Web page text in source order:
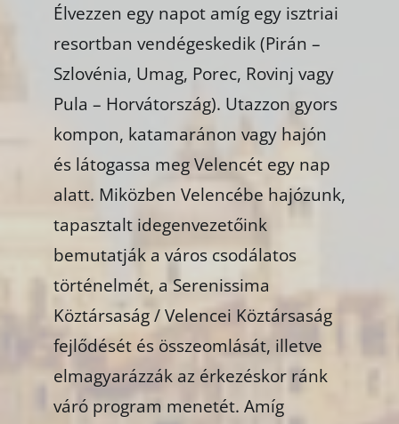
Élvezzen egy napot amíg egy isztriai
resortban vendégeskedik (Pirán –
Szlovénia, Umag, Porec, Rovinj vagy
Pula – Horvátország). Utazzon gyors
kompon, katamaránon vagy hajón
és látogassa meg Velencét egy nap
alatt. Miközben Velencébe hajózunk,
tapasztalt idegenvezetőink
bemutatják a város csodálatos
történelmét, a Serenissima
Köztársaság / Velencei Köztársaság
fejlődését és összeomlását, illetve
elmagyarázzák az érkezéskor ránk
váró program menetét. Amíg